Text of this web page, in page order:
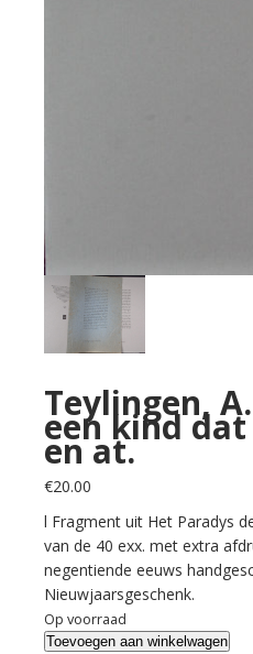
Teylingen,
een kind dat
en at.
€20.00
l Fragment uit Het Paradys
van de 40 exx. met extra
negentiende eeuws
Nieuwjaarsgeschenk.
Op voorraad
Teylingen,
Toevoegen aan winkelwagen